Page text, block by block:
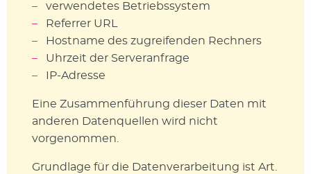
verwendetes Betriebssystem
Referrer URL
Hostname des zugreifenden Rechners
Uhrzeit der Serveranfrage
IP-Adresse
Eine Zusammenführung dieser Daten mit
anderen Datenquellen wird nicht
vorgenommen.
Grundlage für die Datenverarbeitung ist Art.